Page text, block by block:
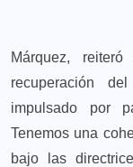
Márquez,
recuperación
impulsado por
Tenemos una
bajo las